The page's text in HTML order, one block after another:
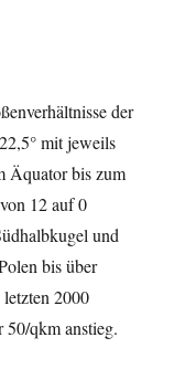
der
mit jeweils
Äquator bis zum
12 auf 0
und
bis über
2000
50/qkm anstieg.